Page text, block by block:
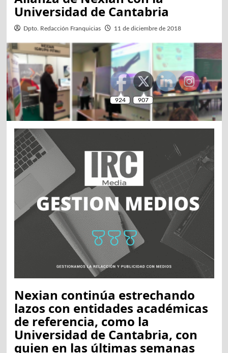
Universidad de Cantabria
Dpto. Redacción Franquicias 11 de diciembre de 2018
Nexian continúa estrechando
lazos con entidades académicas
de referencia, como la
Universidad de Cantabria, con
quien en las últimas semanas